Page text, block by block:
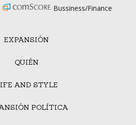
EXPANSIÓN
QUIÉN
AND STYLE
POLÍTICA
Bussiness/Finance